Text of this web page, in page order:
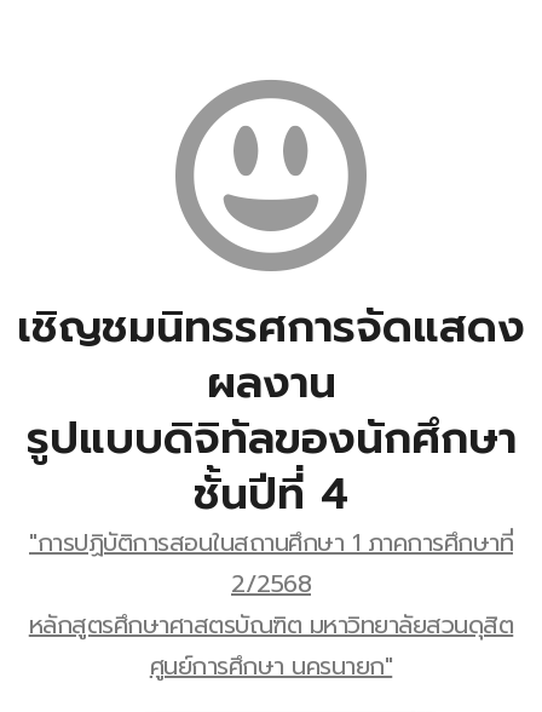
เชิญชมนิทรรศการจัดแสดง
ผลงาน
รูปแบบดิจิทัลของนักศึกษา
ชั้นปีที่ 4
"การปฏิบัติการสอนในสถานศึกษา 1 ภาคการศึกษาที่
2/2568
หลักสูตรศึกษาศาสตรบัณฑิต มหาวิทยาลัยสวนดุสิต
ศูนย์การศึกษา นครนายก"